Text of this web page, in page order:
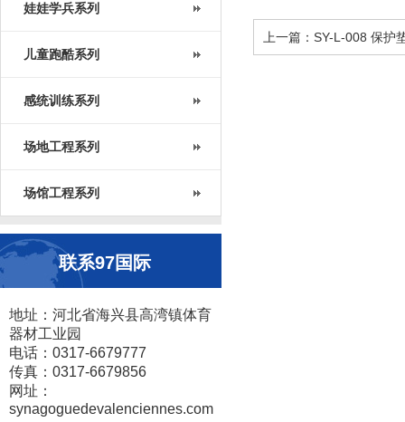
娃娃学兵系列
儿童跑酷系列
感统训练系列
场地工程系列
场馆工程系列
联系97国际
地址：河北省海兴县高湾镇体育
器材工业园
电话：0317-6679777
传真：0317-6679856
网址：
synagoguedevalenciennes.com
上一篇：SY-L-008 保护